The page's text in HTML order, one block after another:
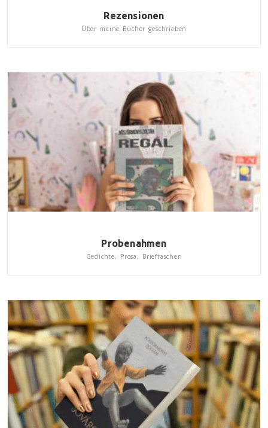
Rezensionen
Über meine Bücher geschrieben
Probenahmen
Gedichte, Prosa, Brieftaschen